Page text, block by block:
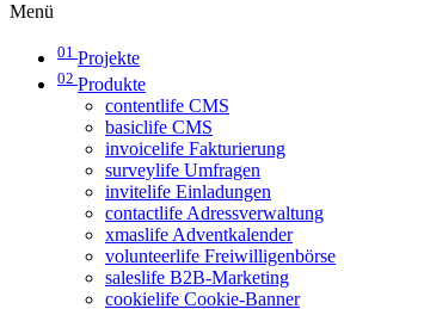
Menü
01 Projekte
02 Produkte
contentlife CMS
basiclife CMS
invoicelife Fakturierung
surveylife Umfragen
invitelife Einladungen
contactlife Adressverwaltung
xmaslife Adventkalender
volunteerlife Freiwilligenbörse
saleslife B2B-Marketing
cookielife Cookie-Banner